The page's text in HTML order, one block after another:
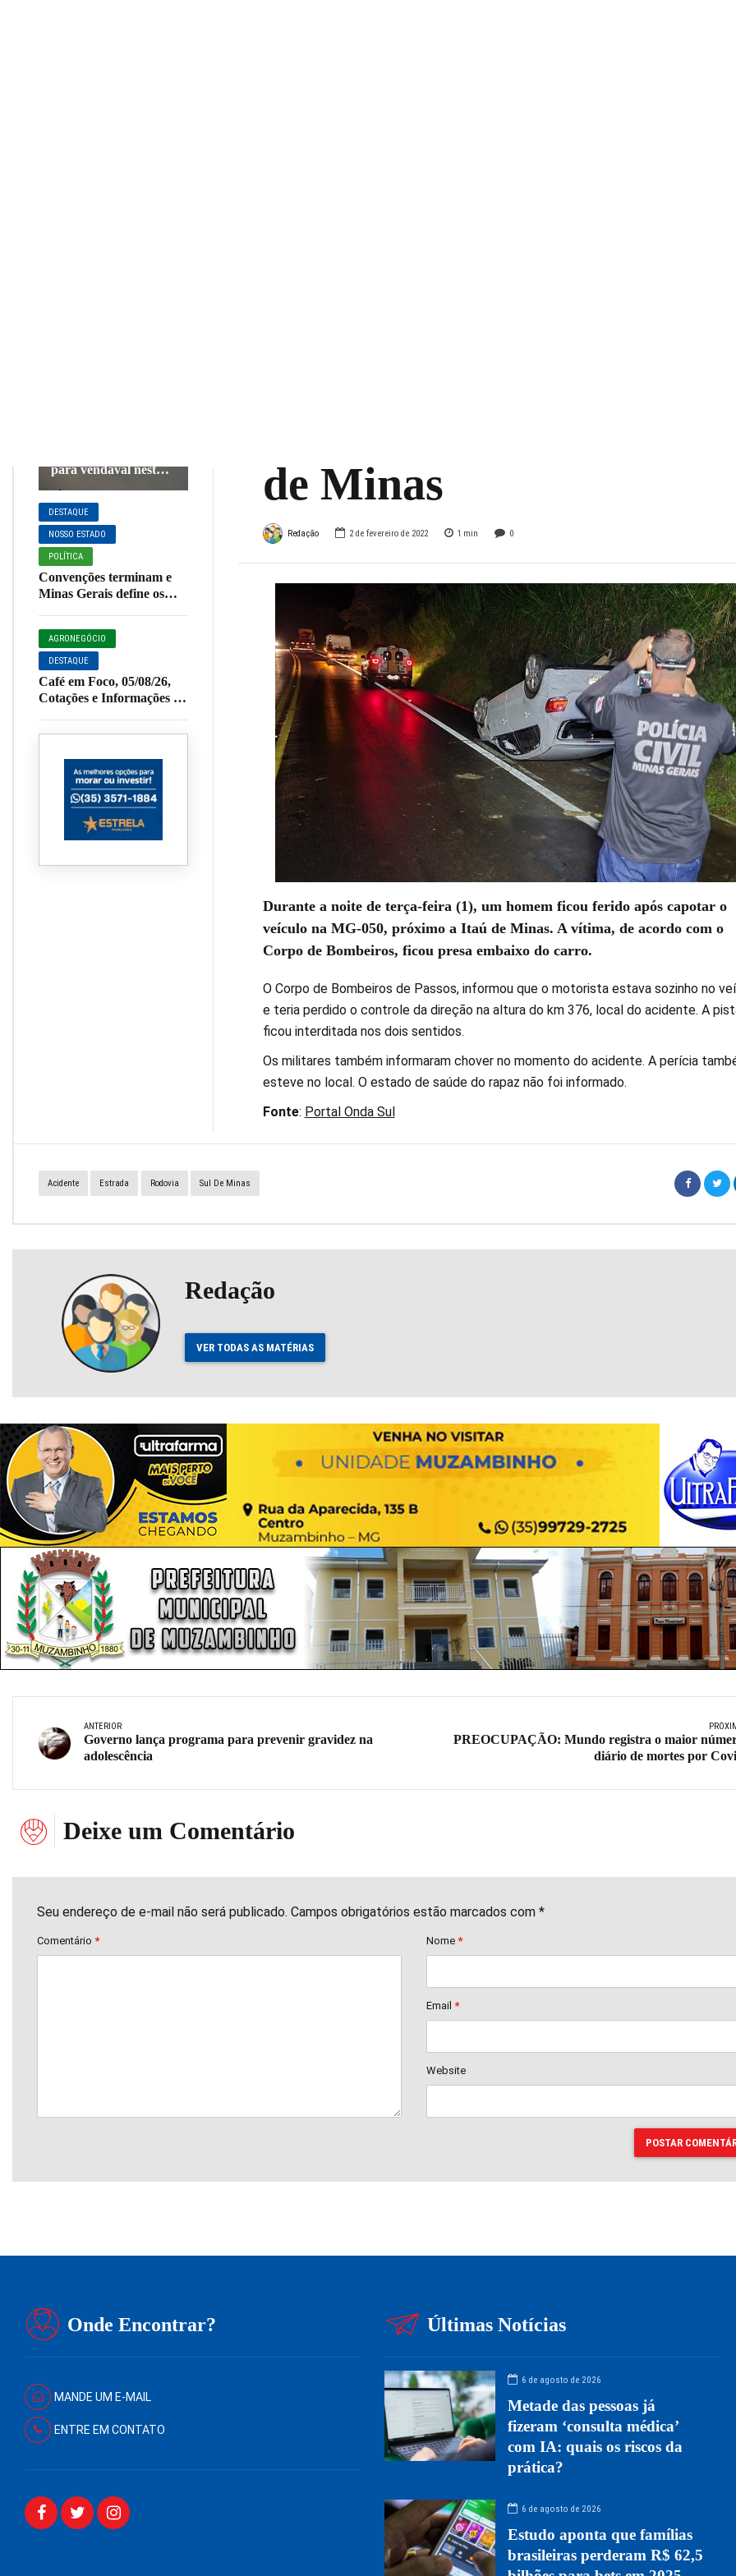
para vendaval nesta
está na lista
DESTAQUE
NOSSO ESTADO
POLÍTICA
Convenções terminam e
Minas Gerais define os
Governo do Estado em
2026
AGRONEGÓCIO
DESTAQUE
Café em Foco, 05/08/26,
Cotações e Informações da
de Minas
Redação 2 de fevereiro de 2022 1 min 0
Durante a noite de terça-feira (1), um homem ficou ferido após capotar o
veículo na MG-050, próximo a Itaú de Minas. A vítima, de acordo com o
Corpo de Bombeiros, ficou presa embaixo do carro.
O Corpo de Bombeiros de Passos, informou que o motorista estava sozinho no
e teria perdido o controle da direção na altura do km 376, local do acidente. A
ficou interditada nos dois sentidos.
Os militares também informaram chover no momento do acidente. A perícia
esteve no local. O estado de saúde do rapaz não foi informado.
Fonte: Portal Onda Sul
Acidente Estrada Rodovia Sul De Minas
Redação
VER TODAS AS MATÉRIAS
ANTERIOR
Governo lança programa para prevenir gravidez na
adolescência
PREOCUPAÇÃO: Mundo registra o maior
diário de mortes por
Deixe um Comentário
Seu endereço de e-mail não será publicado. Campos obrigatórios estão marcados com *
Comentário * Nome *
Email *
Website
POSTAR
Onde Encontrar?
MANDE UM E-MAIL
ENTRE EM CONTATO
Últimas Notícias
6 de agosto de 2026
Metade das pessoas já
fizeram ‘consulta médica’
com IA: quais os riscos da
prática?
6 de agosto de 2026
Estudo aponta que famílias
brasileiras perderam R$ 62,5